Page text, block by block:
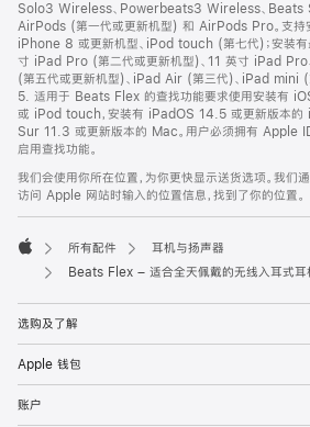
Solo3 Wireless、Powerbeats3 Wireless、Beats
AirPods (第一代或更新机型) 和 AirPods Pro。支持
iPhone 8 或更新机型、iPod touch (第七代)；安装
寸 iPad Pro (第二代或更新机型)、11 英寸 iPad
(第五代或更新机型)、iPad Air (第三代)、iPad mini (
5. 适用于 Beats Flex 的查找功能要求使用安装有
或 iPod touch，安装有 iPadOS 14.5 或更新版本的
Sur 11.3 或更新版本的 Mac。用户必须拥有 Apple
启用查找功能。
我们会使用你所在位置，为你更快显示送货选项。我们
访问 Apple 网站时输入的位置信息，找到了你的位置。
Apple
所有配件
耳机与扬声器
Beats Flex – 适合全天佩戴的无线入耳式耳
选购及了解
Apple 钱包
账户